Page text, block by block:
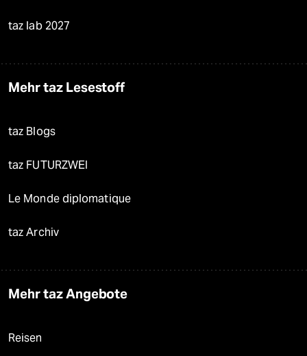
taz lab 2027
Mehr taz Lesestoff
taz Blogs
taz FUTURZWEI
Le Monde diplomatique
taz Archiv
Mehr taz Angebote
Reisen